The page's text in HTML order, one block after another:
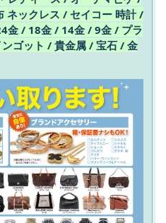
ネックレス / セイコー 時計 /
金 / 18金 / 14金 / 9金 / プラ
ゴット / 貴金属 / 宝石 / 金